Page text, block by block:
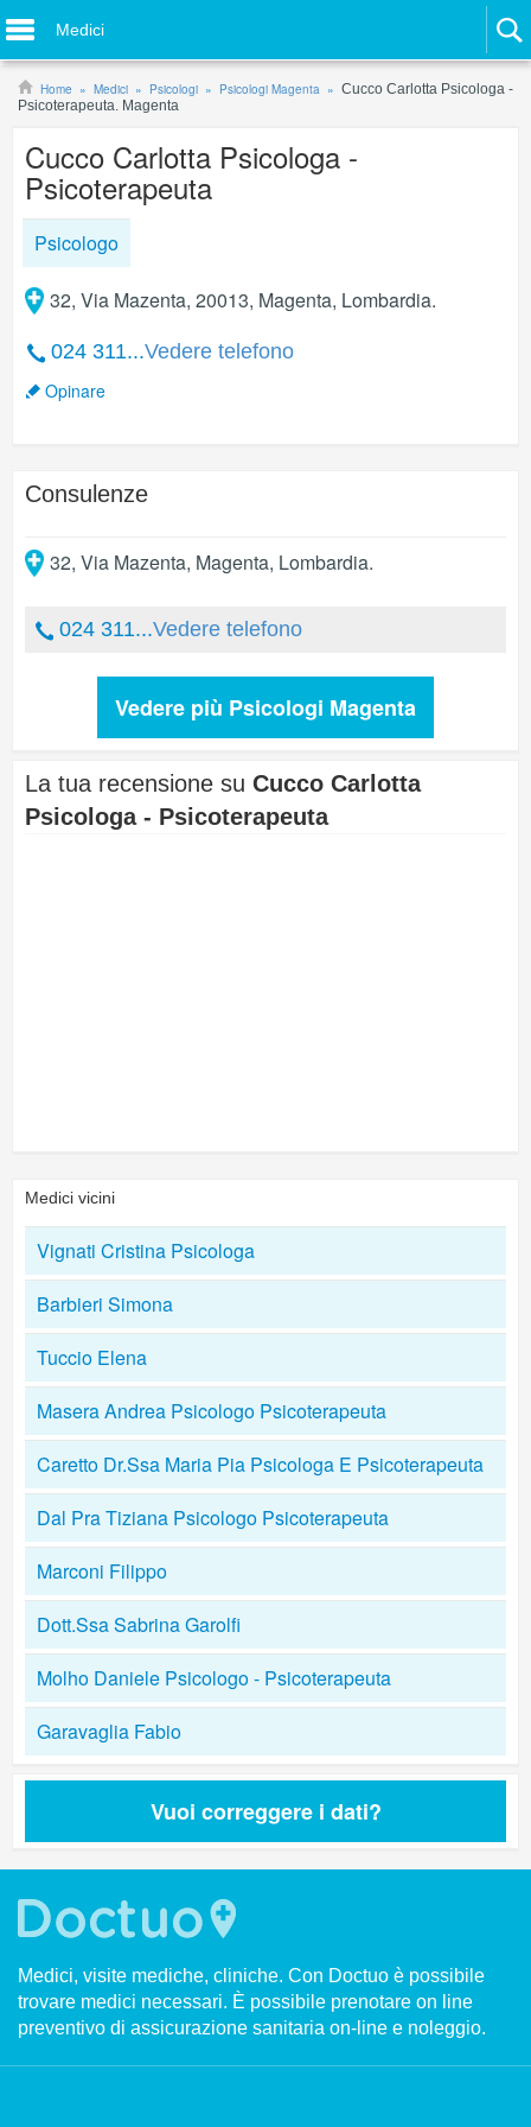
Medici
Home Medici Psicologi Psicologi Magenta
Cucco Carlotta Psicologa -
Psicoterapeuta. Magenta
Cucco Carlotta Psicologa -
Psicoterapeuta
Psicologo
32, Via Mazenta, 20013, Magenta, Lombardia.
024 311...Vedere telefono
Opinare
Consulenze
32, Via Mazenta, Magenta, Lombardia.
024 311...Vedere telefono
Vedere più Psicologi Magenta
La tua recensione su Cucco Carlotta
Psicologa - Psicoterapeuta
Medici vicini
Vignati Cristina Psicologa
Barbieri Simona
Tuccio Elena
Masera Andrea Psicologo Psicoterapeuta
Caretto Dr.Ssa Maria Pia Psicologa E Psicoterapeuta
Dal Pra Tiziana Psicologo Psicoterapeuta
Marconi Filippo
Dott.Ssa Sabrina Garolfi
Molho Daniele Psicologo - Psicoterapeuta
Garavaglia Fabio
Vuoi correggere i dati?
Medici, visite mediche, cliniche. Con Doctuo è possibile
trovare medici necessari. È possibile prenotare on line
preventivo di assicurazione sanitaria on-line e noleggio.